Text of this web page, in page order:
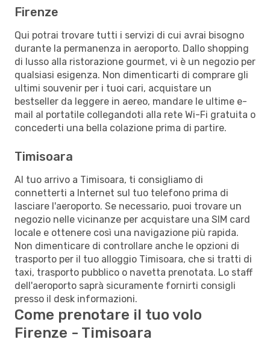
Firenze
Qui potrai trovare tutti i servizi di cui avrai bisogno
durante la permanenza in aeroporto. Dallo shopping
di lusso alla ristorazione gourmet, vi è un negozio per
qualsiasi esigenza. Non dimenticarti di comprare gli
ultimi souvenir per i tuoi cari, acquistare un
bestseller da leggere in aereo, mandare le ultime e-
mail al portatile collegandoti alla rete Wi-Fi gratuita o
concederti una bella colazione prima di partire.
Timisoara
Al tuo arrivo a Timisoara, ti consigliamo di
connetterti a Internet sul tuo telefono prima di
lasciare l'aeroporto. Se necessario, puoi trovare un
negozio nelle vicinanze per acquistare una SIM card
locale e ottenere così una navigazione più rapida.
Non dimenticare di controllare anche le opzioni di
trasporto per il tuo alloggio Timisoara, che si tratti di
taxi, trasporto pubblico o navetta prenotata. Lo staff
dell'aeroporto saprà sicuramente fornirti consigli
presso il desk informazioni.
Come prenotare il tuo volo
Firenze - Timisoara